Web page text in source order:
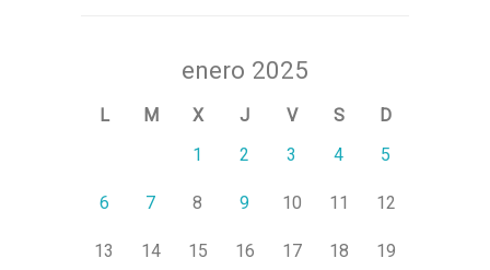
enero 2025
L M X J V S
D
1
2 3 4 5
6 7 8 9 10 11 12
13 14 15 16 17 18 19